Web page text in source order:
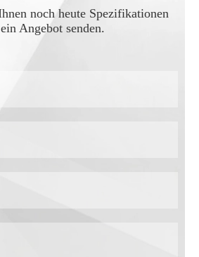
noch heute Spezifikationen
Angebot senden.